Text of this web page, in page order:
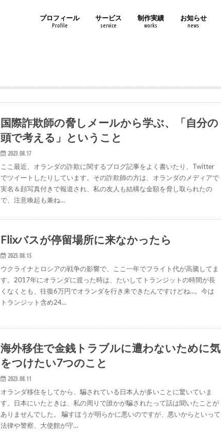
プロフィール
Profile
サービス
service
制作実績
works
お知らせ
news
国際詐欺師の脅しメールから学ぶ、「自分の
頭で考える」ということ
2023.08.17
ここ最近、オランダの詐欺に関するブログ記事をよく書いたり、Twitter
でツイートしたりしています。その詐欺師の方は、オランダのメディアで
実名＆顔写真付きで報道され、私の友人も結構な金額を脅し取られたの
で、注意喚起も兼ね…
Flixバスが停留場所に来なかったら
2023.08.15
ウクライナとロシアの戦争の影響で、ここ一年でフライト代が高騰してま
す。2017年にオランダに渡った時は、たいしてトランジットの時間が長
くなくとも、往復6万円でオランダを行き来できたんですけどね…。今は
トランジット含め24…
海外移住で金銭トラブルに遭わないために気
をつけたい7つのこと
2023.08.11
オランダ移住をしてから、騙されている日本人が多いことに驚いていま
す。日本にいたときは、私の周りで誰かが騙されたって話は聞いたことが
ありませんでした。 騙すほうが明らかに悪いのですが、悪いからといって
法律や警察、大使館が守…